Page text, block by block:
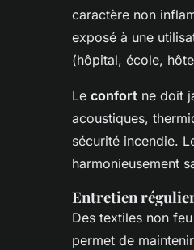
caractère non
exposé à une
(hôpital, école,
Le confort ne doit
acoustiques,
sécurité incendie.
harmonieusement
Entretien
Des textiles non
permet de